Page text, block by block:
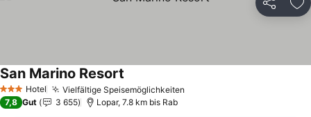
Teilen
3 SterneHotel Vielfältige Speisemöglichkeiten
San Marino Resort
7,8 Gut 3 655 Lopar, 7.8 km bis Rab